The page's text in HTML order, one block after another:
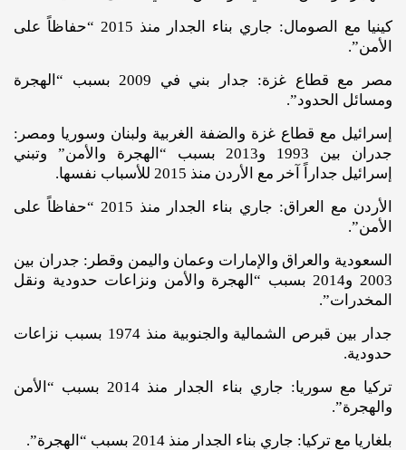
كينيا مع الصومال: جاري بناء الجدار منذ 2015 “حفاظاً على
الأمن”.
مصر مع قطاع غزة: جدار بني في 2009 بسبب “الهجرة
ومسائل الحدود”.
إسرائيل مع قطاع غزة والضفة الغربية ولبنان وسوريا ومصر:
جدران بين 1993 و2013 بسبب “الهجرة والأمن” وتبني
إسرائيل جداراً آخر مع الأردن منذ 2015 للأسباب نفسها.
الأردن مع العراق: جاري بناء الجدار منذ 2015 “حفاظاً على
الأمن”.
السعودية والعراق والإمارات وعمان واليمن وقطر: جدران بين
2003 و2014 بسبب “الهجرة والأمن ونزاعات حدودية ونقل
المخدرات”.
جدار بين قبرص الشمالية والجنوبية منذ 1974 بسبب نزاعات
حدودية.
تركيا مع سوريا: جاري بناء الجدار منذ 2014 بسبب “الأمن
والهجرة”.
بلغاريا مع تركيا: جاري بناء الجدار منذ 2014 بسبب “الهجرة”.